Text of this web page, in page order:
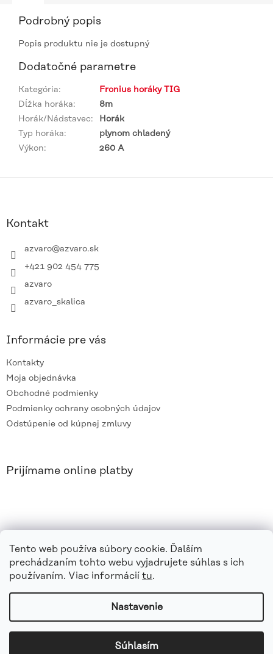
Tento web používa súbory cookie. Ďalším
prechádzaním tohto webu vyjadrujete súhlas s ich
používaním. Viac informácií tu.
Nastavenie
Súhlasím
Podrobný popis
Popis produktu nie je dostupný
Dodatočné parametre
Kategória:
Fronius horáky TIG
Dĺžka horáka:
8m
Horák/Nádstavec:
Horák
Typ horáka:
plynom chladený
Výkon: 260 A
Kontakt
azvaro@azvaro.sk
+421 902 454 775
azvaro
azvaro_skalica
Informácie pre vás
Kontakty
Moja objednávka
Obchodné podmienky
Podmienky ochrany osobných údajov
Odstúpenie od kúpnej zmluvy
Prijímame online platby
Vytvoril Shoptet|
azvaro.sk. Všetky práva vyhradené.